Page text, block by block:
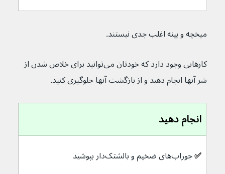
میخچه و پینه اغلب جدی نیستند.
کارهایی وجود دارد که خودتان می‌توانید برای خلاص شدن از
شر آنها انجام دهید و از بازگشت آنها جلوگیری کنید.
انجام دهید
✅ جوراب‌های ضخیم و بالشتک‌دار بپوشید